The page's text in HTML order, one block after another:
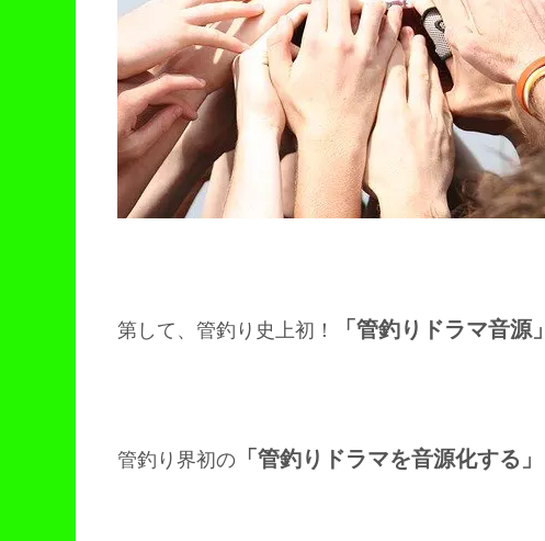
第して、管釣り史上初！ 「管釣りドラマ音源」
管釣り界初の 「管釣りドラマを音源化する」